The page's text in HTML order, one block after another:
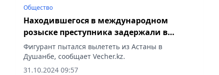
Общество
Находившегося в международном
розыске преступника задержали в
аэропорту Астаны
Фигурант пытался вылететь из Астаны в
Душанбе, сообщает Vecher.kz.
31.10.2024 09:57